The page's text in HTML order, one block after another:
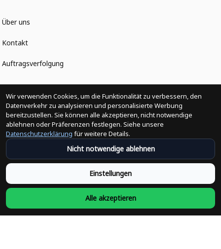
Über uns
Kontakt
Auftragsverfolgung
Politiken
Änderungen der Bestellung
Versandpolitik
Rückerstattungsrichtlinie
Rückgabepolitik
Wir verwenden Cookies, um die Funktionalität zu verbessern, den
Datenverkehr zu analysieren und personalisierte Werbung
bereitzustellen. Sie können alle akzeptieren, nicht notwendige
ablehnen oder Präferenzen festlegen. Siehe unsere
Datenschutzerklärung für weitere Details.
Nicht notwendige ablehnen
Einstellungen
Alle akzeptieren